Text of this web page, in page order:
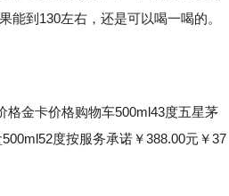
能到130左右，还是可以喝一喝的。
金卡价格购物车500ml43度五星茅
度按服务承诺￥388.00元￥37